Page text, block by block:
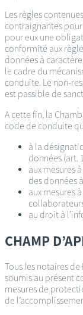
Les règles
contraignantes
pour eux une
conformité aux
données à
le cadre du
conduite. Le non-
est passible de
A cette fin, la
code de conduite
à la
données (art.
aux mesures
des données
aux mesures
au droit à
CHAMP
Tous les notaires
soumis au présent
mesures de
de